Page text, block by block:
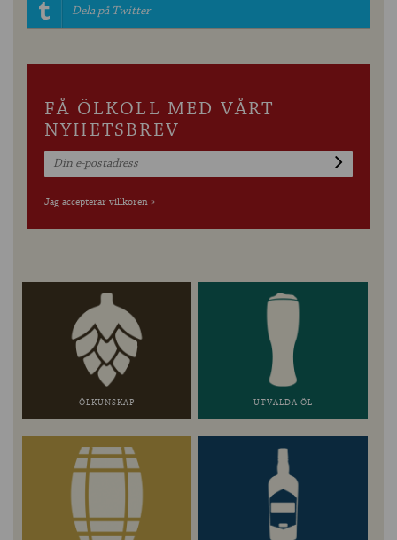
Dela på Twitter
FÅ ÖLKOLL MED VÅRT
NYHETSBREV
Jag accepterar villkoren »
ÖLKUNSKAP UTVALDA ÖL